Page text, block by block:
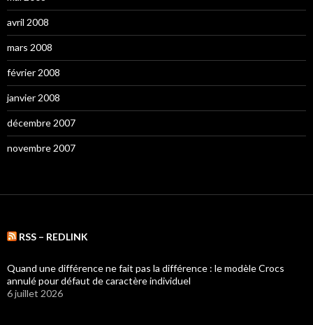
avril 2008
mars 2008
février 2008
janvier 2008
décembre 2007
novembre 2007
RSS – REDLINK
Quand une différence ne fait pas la différence : le modèle Crocs
annulé pour défaut de caractère individuel
6 juillet 2026